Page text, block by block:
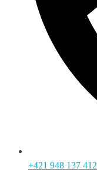
+421 948 137 412